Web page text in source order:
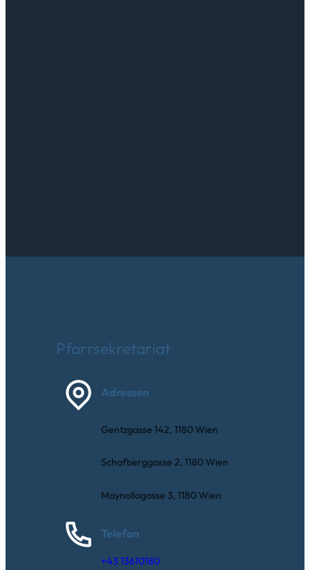
Pfarrsekretariat
Adressen
Gentzgasse 142, 1180 Wien
Schafberggasse 2, 1180 Wien
Maynollogasse 3, 1180 Wien
Telefon
+43 13610180